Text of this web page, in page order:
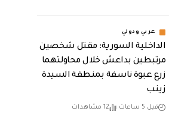
عربي ودولي
الداخلية السورية: مقتل شخصين
مرتبطين بداعش خلال محاولتهما
زرع عبوة ناسفة بمنطقة السيدة
زينب
قبل 5 ساعات 12 مشاهدات